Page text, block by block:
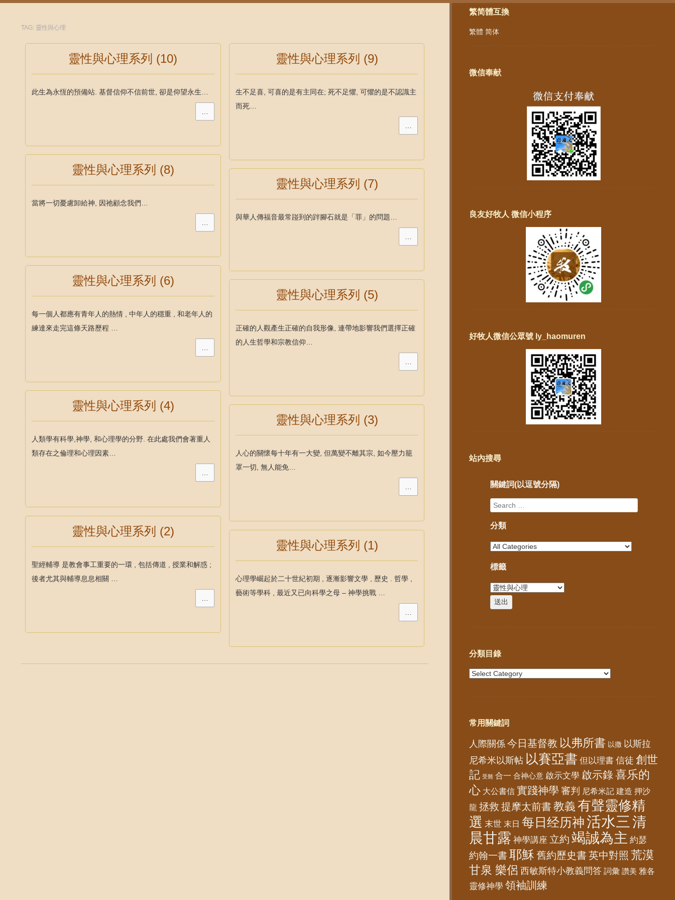
TAG: 靈性與心理
靈性與心理系列 (10)
此生為永恆的預備站. 基督信仰不信前世, 卻是仰望永生…
靈性與心理系列 (9)
生不足喜, 可喜的是有主同在; 死不足懼, 可懼的是不認識主
而死…
靈性與心理系列 (8)
當將一切憂慮卸給神, 因祂顧念我們…
靈性與心理系列 (7)
與華人傳福音最常踫到的跘腳石就是「罪」的問題…
靈性與心理系列 (6)
每一個人都應有青年人的熱情 , 中年人的穩重 , 和老年人的
練達來走完這條天路歷程 …
靈性與心理系列 (5)
正確的人觀產生正確的自我形像, 連帶地影響我們選擇正確
的人生哲學和宗教信仰…
靈性與心理系列 (4)
人類學有科學,神學, 和心理學的分野. 在此處我們會著重人
類存在之倫理和心理因素…
…
靈性與心理系列 (3)
人心的關懷每十年有一大變, 但萬變不離其宗, 如今壓力籠
罩一切, 無人能免…
…
靈性與心理系列 (2)
聖經輔導 是教會事工重要的一環 , 包括傳道 , 授業和解惑 ;
後者尤其與輔導息息相關 …
靈性與心理系列 (1)
心理學崛起於二十世紀初期 , 逐漸影響文學 , 歷史 . 哲學 ,
藝術等學科 , 最近又已向科學之母 – 神學挑戰 …
繁简體互換
繁體 简体
微信奉献
良友好牧人 微信小程序
好牧人微信公眾號 ly_haomuren
站內搜尋
關鍵詞(以逗號分隔)
分類
標籤
分類目錄
常用關鍵詞
人際關係 今日基督教 以弗所書 以撒 以斯拉
尼希米以斯帖 以賽亞書 但以理書 信徒 創世
記 受難 合一 合神心意 啟示文學 啟示錄喜乐的
心 大公書信 實踐神學 審判 尼希米記 建造 押沙
龍 拯救 提摩太前書 教義 有聲靈修精
選 末世 末日 每日经历神活水三 清
晨甘露 神學講座 立約 竭誠為主 約瑟
約翰一書耶穌 舊約歷史書 英中對照 荒漠
甘泉 樂侶 西敏斯特小教義問答 詞彙 讚美 雅各
靈修神學 領袖訓練